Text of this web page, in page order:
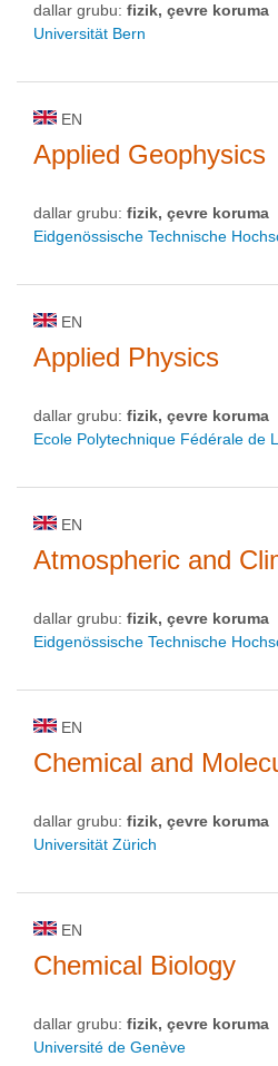
dallar grubu: fizik, çevre koruma
Universität Bern
EN
Applied Geophysics
dallar grubu: fizik, çevre koruma
Eidgenössische Technische
EN
Applied Physics
dallar grubu: fizik, çevre koruma
Ecole Polytechnique Fédérale de
EN
Atmospheric and
dallar grubu: fizik, çevre koruma
Eidgenössische Technische
EN
Chemical and
dallar grubu: fizik, çevre koruma
Universität Zürich
EN
Chemical Biology
dallar grubu: fizik, çevre koruma
Université de Genève